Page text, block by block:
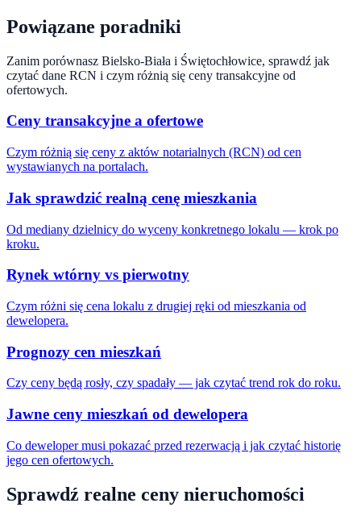
Powiązane poradniki
Zanim porównasz Bielsko-Biała i Świętochłowice, sprawdź jak
czytać dane RCN i czym różnią się ceny transakcyjne od
ofertowych.
Ceny transakcyjne a ofertowe
Czym różnią się ceny z aktów notarialnych (RCN) od cen
wystawianych na portalach.
Jak sprawdzić realną cenę mieszkania
Od mediany dzielnicy do wyceny konkretnego lokalu — krok po
kroku.
Rynek wtórny vs pierwotny
Czym różni się cena lokalu z drugiej ręki od mieszkania od
dewelopera.
Prognozy cen mieszkań
Czy ceny będą rosły, czy spadały — jak czytać trend rok do roku.
Jawne ceny mieszkań od dewelopera
Co deweloper musi pokazać przed rezerwacją i jak czytać historię
jego cen ofertowych.
Sprawdź realne ceny nieruchomości